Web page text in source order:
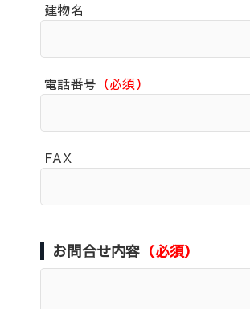
建物名
電話番号 （必須）
FAX
お問合せ内容 （必須）